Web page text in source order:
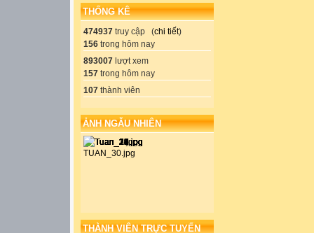
THỐNG KÊ
474937 truy cập (chi tiết)
156 trong hôm nay
893007 lượt xem
157 trong hôm nay
107 thành viên
ẢNH NGẪU NHIÊN
THÀNH VIÊN TRỰC TUYẾN